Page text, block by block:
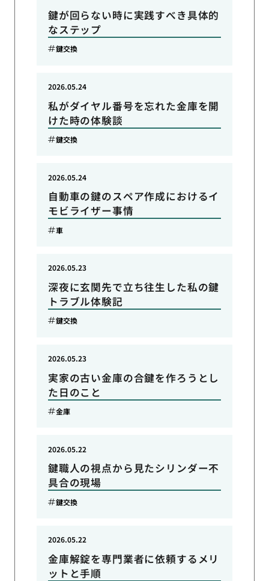
鍵が回らない時に実践すべき具体的
なステップ
鍵交換
私がダイヤル番号を忘れた金庫を開
けた時の体験談
2026.05.24
鍵交換
自動車の鍵のスペア作成におけるイ
モビライザー事情
2026.05.24
車
深夜に玄関先で立ち往生した私の鍵
トラブル体験記
2026.05.23
鍵交換
実家の古い金庫の合鍵を作ろうとし
た日のこと
2026.05.23
金庫
鍵職人の視点から見たシリンダー不
具合の現場
2026.05.22
鍵交換
金庫解錠を専門業者に依頼するメリ
ットと手順
2026.05.22